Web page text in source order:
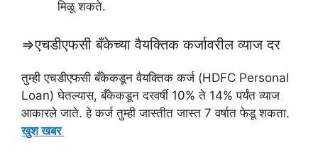
मिळू शकते.
⇒एचडीएफसी बँकेच्या वैयक्तिक कर्जावरील व्याज दर
तुम्ही एचडीएफसी बँकेकडून वैयक्तिक कर्ज (HDFC Personal
Loan) घेतल्यास, बँकेकडून दरवर्षी 10% ते 14% पर्यंत व्याज
आकारले जाते. हे कर्ज तुम्ही जास्तीत जास्त 7 वर्षात फेडू शकता.
खुश खबर